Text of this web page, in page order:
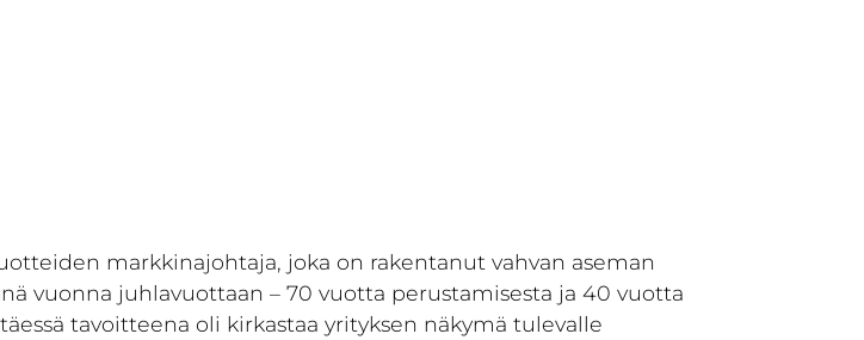
markkinajohtaja, joka on rakentanut vahvan aseman
vuonna juhlavuottaan – 70 vuotta perustamisesta ja 40 vuotta
tavoitteena oli kirkastaa yrityksen näkymä tulevalle